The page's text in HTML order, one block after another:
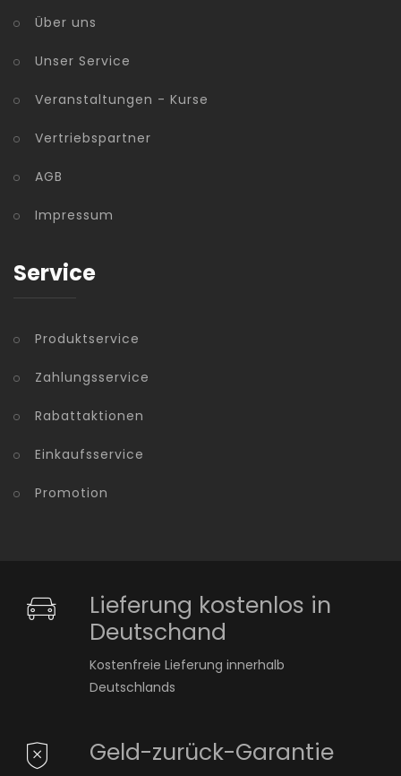
Über uns
Unser Service
Veranstaltungen - Kurse
Vertriebspartner
AGB
Impressum
Service
Produktservice
Zahlungsservice
Rabattaktionen
Einkaufsservice
Promotion
Lieferung kostenlos in
Deutschand
Kostenfreie Lieferung innerhalb
Deutschlands
Geld-zurück-Garantie